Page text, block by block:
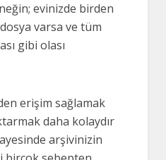
evinizde birden
varsa ve tüm
gibi olası
erişim sağlamak
daha kolaydır
arşivinizin